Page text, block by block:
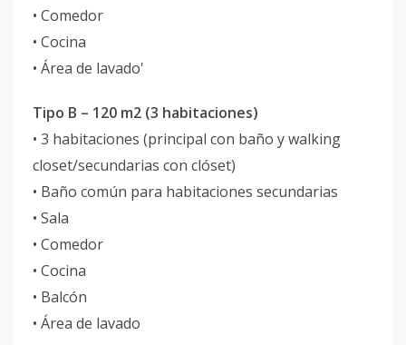
• Comedor
• Cocina
• Área de lavado'
Tipo B – 120 m2 (3 habitaciones)
• 3 habitaciones (principal con baño y walking
closet/secundarias con clóset)
• Baño común para habitaciones secundarias
• Sala
• Comedor
• Cocina
• Balcón
• Área de lavado